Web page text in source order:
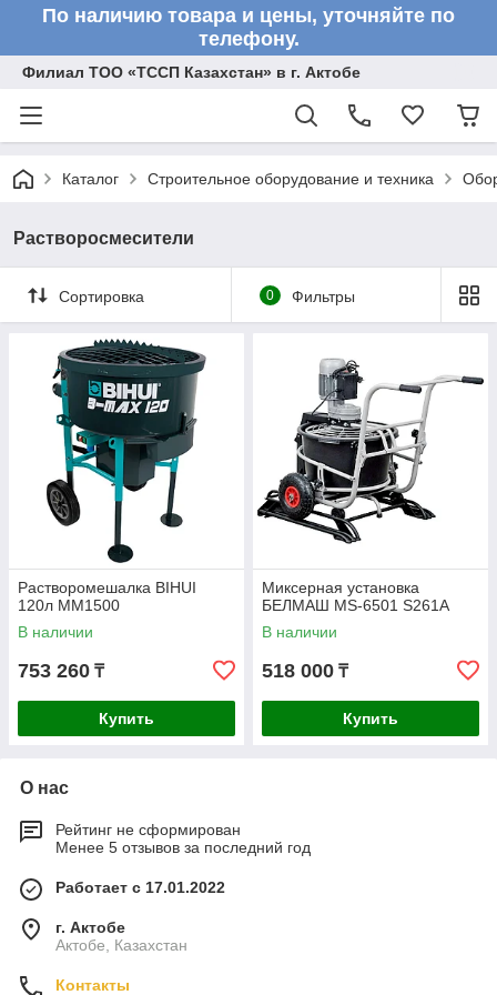
По наличию товара и цены, уточняйте по
телефону.
Филиал ТОО «ТССП Казахстан» в г. Актобе
Каталог Строительное оборудование и техника
Растворосмесители
Сортировка 0 Фильтры
Растворомешалка BIHUI
120л MM1500
В наличии
753 260 ₸
Купить
Миксерная установка
БЕЛМАШ MS-6501 S261A
В наличии
518 000 ₸
Купить
О нас
Рейтинг не сформирован
Менее 5 отзывов за последний год
Работает с 17.01.2022
г. Актобе
Актобе, Казахстан
Контакты